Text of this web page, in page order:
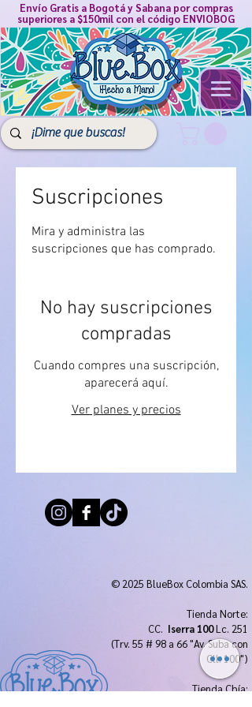
Envío Gratis a Bogotá y Sabana por compras
superiores a $150mil con el código ENVIOBOG
Suscripciones
Mira y administra las
suscripciones que has comprado.
No hay suscripciones
compradas
Cuando compres una suscripción,
aparecerá aquí.
Ver planes y precios
© 2025 BlueBox Colombia SAS.
Tienda Norte:
CC. Iserra 100Lc. 251
(Trv. 55 # 98 a 66 "Av. Suba con
Cll. 100")
Tienda Chía: